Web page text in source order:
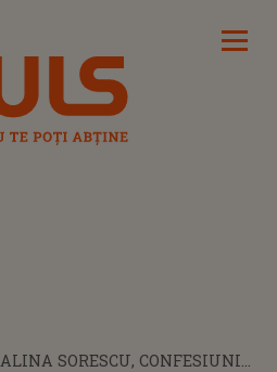
ALINA SORESCU, CONFESIUNI